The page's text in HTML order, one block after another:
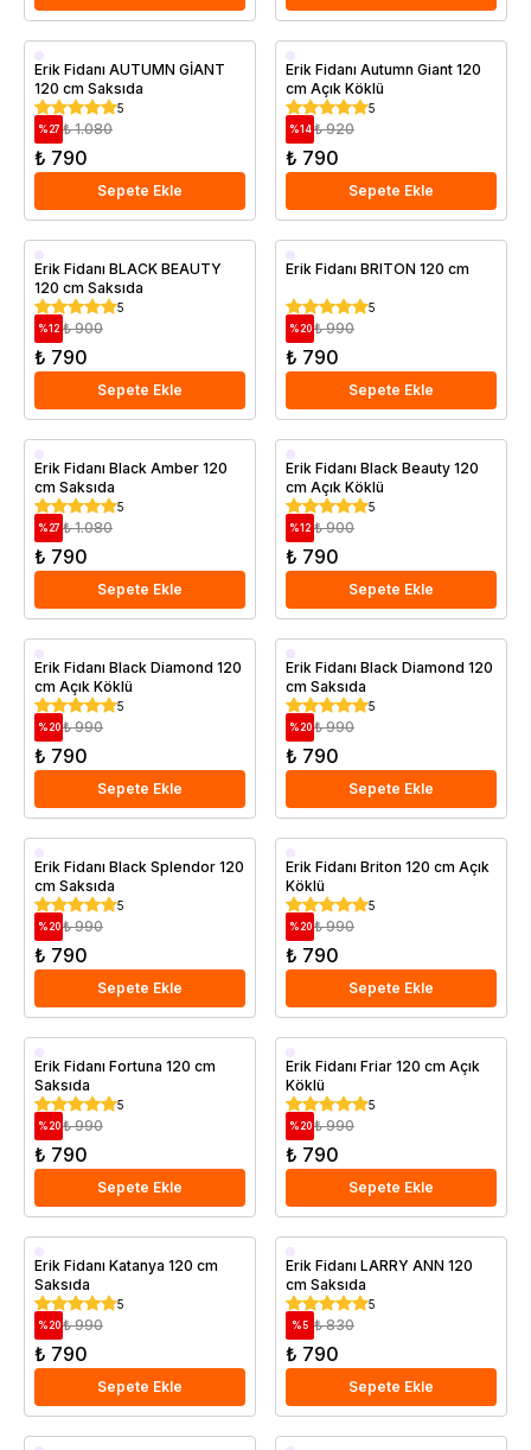
Aşılı
Geççi
Saksıda
Erik Fidanı AUTUMN GİANT
120 cm Saksıda
5
%27 ₺ 1.080
₺ 790
Sepete Ekle
Aşılı
Geççi
Erik Fidanı Autumn Giant 120
cm Açık Köklü
5
%14 ₺ 920
₺ 790
Sepete Ekle
Aşılı
Saksıda
Erik Fidanı BLACK BEAUTY
120 cm Saksıda
5
%12 ₺ 900
₺ 790
Sepete Ekle
Aşılı
Erik Fidanı BRITON 120 cm
5
%20 ₺ 990
₺ 790
Sepete Ekle
Aşılı
Saksıda
Erik Fidanı Black Amber 120
cm Saksıda
5
%27 ₺ 1.080
₺ 790
Sepete Ekle
Aşılı
Erik Fidanı Black Beauty 120
cm Açık Köklü
5
%12 ₺ 900
₺ 790
Sepete Ekle
Aşılı
Erkenci
Erik Fidanı Black Diamond 120
cm Açık Köklü
5
%20 ₺ 990
₺ 790
Sepete Ekle
Aşılı
Erkenci
Saksıda
Erik Fidanı Black Diamond 120
cm Saksıda
5
%20 ₺ 990
₺ 790
Sepete Ekle
Aşılı
Erkenci
Saksıda
Erik Fidanı Black Splendor 120
cm Saksıda
5
%20 ₺ 990
₺ 790
Sepete Ekle
Aşılı
Erik Fidanı Briton 120 cm Açık
Köklü
5
%20 ₺ 990
₺ 790
Sepete Ekle
Aşılı
Geççi
Saksıda
Erik Fidanı Fortuna 120 cm
Saksıda
5
%20 ₺ 990
₺ 790
Sepete Ekle
Aşılı
Geççi
Erik Fidanı Friar 120 cm Açık
Köklü
5
%20 ₺ 990
₺ 790
Sepete Ekle
Aşılı
Saksıda
Erik Fidanı Katanya 120 cm
Saksıda
5
%20 ₺ 990
₺ 790
Sepete Ekle
Aşılı
Geççi
Saksıda
Erik Fidanı LARRY ANN 120
cm Saksıda
5
% 5 ₺ 830
₺ 790
Sepete Ekle